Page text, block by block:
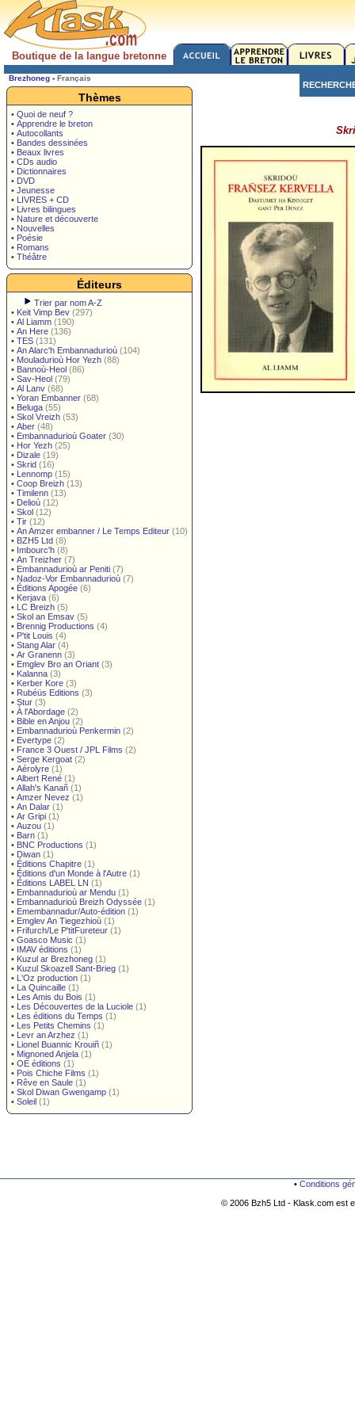
Boutique de la langue bretonne
Brezhoneg - Français
Thèmes
• Quoi de neuf ?
• Apprendre le breton
• Autocollants
• Bandes dessinées
• Beaux livres
• CDs audio
• Dictionnaires
• DVD
• Jeunesse
• LIVRES + CD
• Livres bilingues
• Nature et découverte
• Nouvelles
• Poésie
• Romans
• Théâtre
Éditeurs
Trier par nom A-Z
• Keit Vimp Bev (297)
• Al Liamm (190)
• An Here (136)
• TES (131)
• An Alarc'h Embannadurioù (104)
• Mouladurioù Hor Yezh (88)
• Bannoù-Heol (86)
• Sav-Heol (79)
• Al Lanv (68)
• Yoran Embanner (68)
• Beluga (55)
• Skol Vreizh (53)
• Aber (48)
• Embannadurioù Goater (30)
• Hor Yezh (25)
• Dizale (19)
• Skrid (16)
• Lennomp (15)
• Coop Breizh (13)
• Timilenn (13)
• Delioù (12)
• Skol (12)
• Tir (12)
• An Amzer embanner / Le Temps Editeur (10)
• BZH5 Ltd (8)
• Imbourc'h (8)
• An Treizher (7)
• Embannadurioù ar Peniti (7)
• Nadoz-Vor Embannadurioù (7)
• Éditions Apogée (6)
• Kerjava (6)
• LC Breizh (5)
• Skol an Emsav (5)
• Brennig Productions (4)
• P'tit Louis (4)
• Stang Alar (4)
• Ar Granenn (3)
• Emglev Bro an Oriant (3)
• Kalanna (3)
• Kerber Kore (3)
• Rubéüs Editions (3)
• Stur (3)
• À l'Abordage (2)
• Bible en Anjou (2)
• Embannadurioù Penkermin (2)
• Evertype (2)
• France 3 Ouest / JPL Films (2)
• Serge Kergoat (2)
• Aérolyre (1)
• Albert René (1)
• Allah's Kanañ (1)
• Amzer Nevez (1)
• An Dalar (1)
• Ar Gripi (1)
• Auzou (1)
• Barn (1)
• BNC Productions (1)
• Diwan (1)
• Éditions Chapitre (1)
• Éditions d'un Monde à l'Autre (1)
• Éditions LABEL LN (1)
• Embannadurioù ar Mendu (1)
• Embannadurioù Breizh Odyssée (1)
• Emembannadur/Auto-édition (1)
• Emglev An Tiegezhioù (1)
• Frifurch/Le P'titFureteur (1)
• Goasco Music (1)
• IMAV éditions (1)
• Kuzul ar Brezhoneg (1)
• Kuzul Skoazell Sant-Brieg (1)
• L'Oz production (1)
• La Quincaille (1)
• Les Amis du Bois (1)
• Les Découvertes de la Luciole (1)
• Les éditions du Temps (1)
• Les Petits Chemins (1)
• Levr an Arzhez (1)
• Lionel Buannic Krouiñ (1)
• Mignoned Anjela (1)
• OE éditions (1)
• Pois Chiche Films (1)
• Rêve en Saule (1)
• Skol Diwan Gwengamp (1)
• Soleil (1)
• Conditions
© 2006 Bzh5 Ltd - Klask.com est